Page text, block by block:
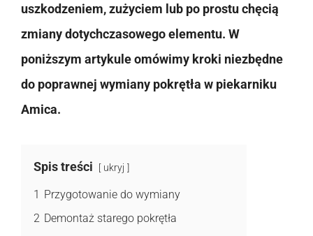
uszkodzeniem, zużyciem lub po prostu chęcią
zmiany dotychczasowego elementu. W
poniższym artykule omówimy kroki niezbędne
do poprawnej wymiany pokrętła w piekarniku
Amica.
Spis treści ukryj
1 Przygotowanie do wymiany
2 Demontaż starego pokrętła